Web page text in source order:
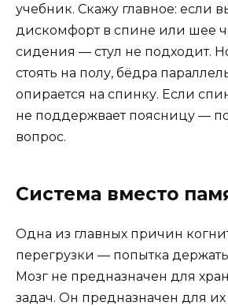
учебник. Скажу главное: если
дискомфорт в спине или шее
сидения — стул не подходит.
стоять на полу, бёдра
опирается на спинку. Если
не поддержвает поясницу —
вопрос.
Система вместо
Одна из главных причин
перегрузки — попытка держать
Мозг не предназначен для
задач. Он предназначен для